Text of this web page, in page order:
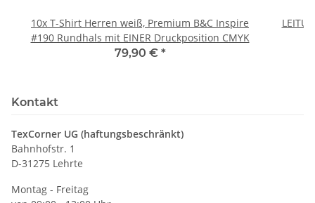
10x T-Shirt Herren weiß, Premium B&C Inspire
#190 Rundhals mit EINER Druckposition CMYK
79,90 € *
Kontakt
TexCorner UG (haftungsbeschränkt)
Bahnhofstr. 1
D-31275 Lehrte
Montag - Freitag